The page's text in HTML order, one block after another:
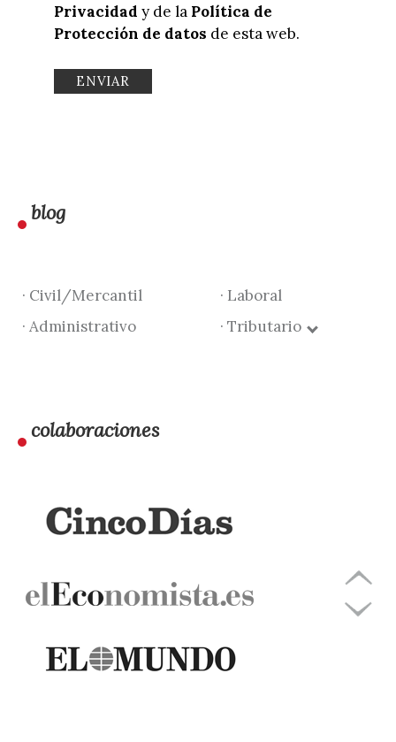
Privacidad y de la Política de
Protección de datos de esta web.
blog
· Civil/Mercantil
· Laboral
· Administrativo
· Tributario
colaboraciones